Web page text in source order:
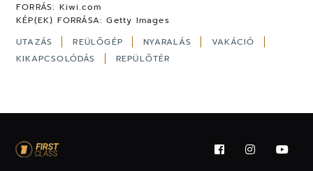
FORRÁS: Kiwi.com
KÉP(EK) FORRÁSA: Getty Images
UTAZÁS
REÜLŐGÉP NYARALÁS
VAKÁCIÓ
KIKAPCSOLÓDÁS
REPÜLŐTÉR